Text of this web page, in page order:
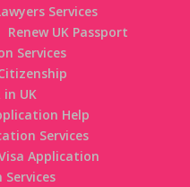
Services
Renew UK Passport
Services
UK
Help
Services
Application